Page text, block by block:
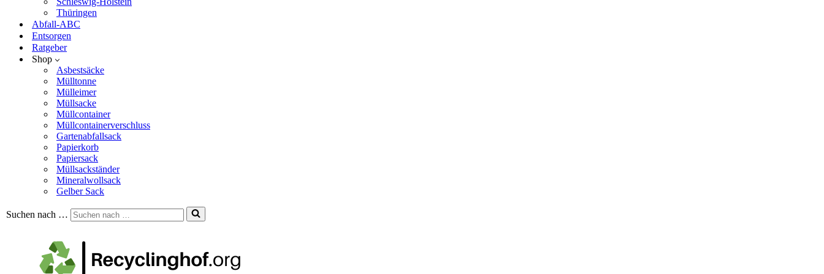
Thüringen
Abfall-ABC
Entsorgen
Ratgeber
Shop
Asbestsäcke
Mülltonne
Mülleimer
Müllsacke
Müllcontainer
Müllcontainerverschluss
Gartenabfallsack
Papierkorb
Papiersack
Müllsackständer
Mineralwollsack
Gelber Sack
Suchen nach …